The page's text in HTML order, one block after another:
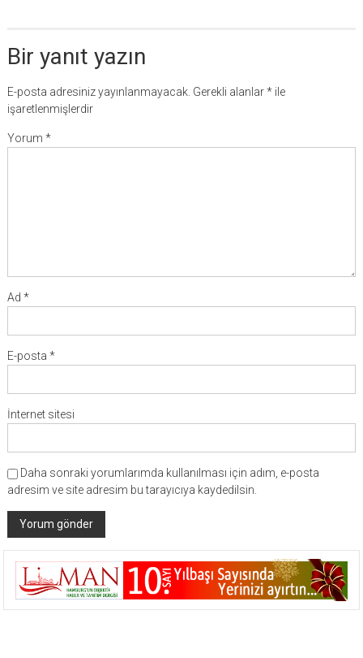
Bir yanıt yazın
E-posta adresiniz yayınlanmayacak. Gerekli alanlar*ile
işaretlenmişlerdir
Yorum *
Ad *
E-posta *
İnternet sitesi
Daha sonraki yorumlarımda kullanılması için adım, e-posta
adresim ve site adresim bu tarayıcıya kaydedilsin.